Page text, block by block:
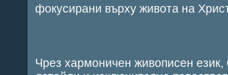
фокусирани върху живота на
Чрез хармоничен живописен език,